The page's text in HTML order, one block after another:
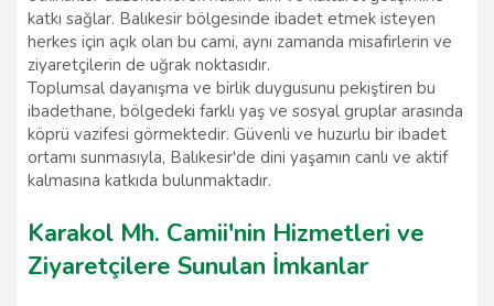
katkı sağlar. Balıkesir bölgesinde ibadet etmek isteyen
herkes için açık olan bu cami, aynı zamanda misafirlerin ve
ziyaretçilerin de uğrak noktasıdır.
Toplumsal dayanışma ve birlik duygusunu pekiştiren bu
ibadethane, bölgedeki farklı yaş ve sosyal gruplar arasında
köprü vazifesi görmektedir. Güvenli ve huzurlu bir ibadet
ortamı sunmasıyla, Balıkesir'de dini yaşamın canlı ve aktif
kalmasına katkıda bulunmaktadır.
Karakol Mh. Camii'nin Hizmetleri ve
Ziyaretçilere Sunulan İmkanlar